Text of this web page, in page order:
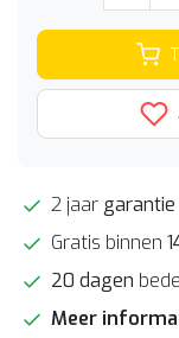
2 jaar garantie
Gratis binnen
20 dagen
Meer